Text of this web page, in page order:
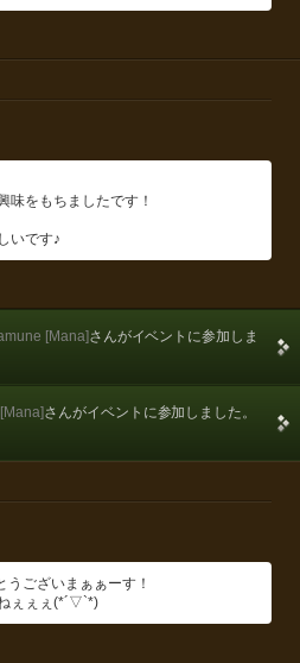
味をもちましたです！
いです♪
[Mana]さんがイベントに参加しま
さんがイベントに参加しました。
ございまぁぁーす！
ぇぇぇ(*´▽`*)